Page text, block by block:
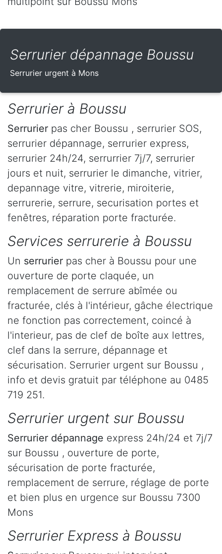
Serrurier dépannage Boussu
Serrurier urgent à Mons
Serrurier à Boussu
Serrurier pas cher Boussu , serrurier SOS,
serrurier dépannage, serrurier express,
serrurier 24h/24, serrurrier 7j/7, serrurier
jours et nuit, serrurier le dimanche, vitrier,
depannage vitre, vitrerie, miroiterie,
serrurerie, serrure, securisation portes et
fenêtres, réparation porte fracturée.
Services serrurerie à Boussu
Un serrurier pas cher à Boussu pour une
ouverture de porte claquée, un
remplacement de serrure abîmée ou
fracturée, clés à l'intérieur, gâche électrique
ne fonction pas correctement, coincé à
l'interieur, pas de clef de boîte aux lettres,
clef dans la serrure, dépannage et
sécurisation. Serrurier urgent sur Boussu ,
info et devis gratuit par téléphone au 0485
719 251.
Serrurier urgent sur Boussu
Serrurier dépannage express 24h/24 et 7j/7
sur Boussu , ouverture de porte,
sécurisation de porte fracturée,
remplacement de serrure, réglage de porte
et bien plus en urgence sur Boussu 7300
Mons
Serrurier Express à Boussu